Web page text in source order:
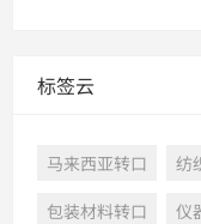
标签云
马来西亚转口 纺
包装材料转口
仪